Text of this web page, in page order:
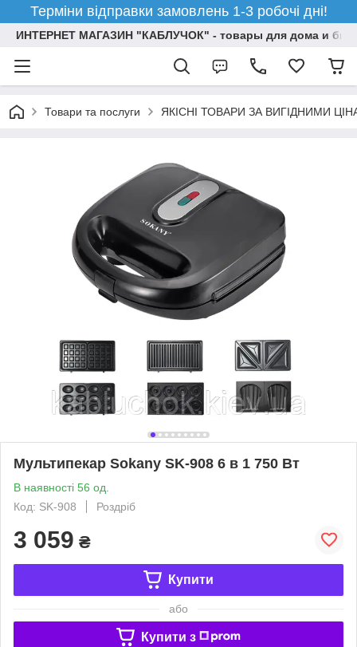
Терміни відправки замовлень 1-3 робочі дні!
ИНТЕРНЕТ МАГАЗИН "КАБЛУЧОК" - товары для дома и
Товари та послуги ЯКІСНІ ТОВАРИ ЗА ВИГІДНИМИ
Мультипекар Sokany SK-908 6 в 1 750 Вт
В наявності 56 од.
Код: SK-908
Роздріб
3 059 ₴
Купити
або
Купити з